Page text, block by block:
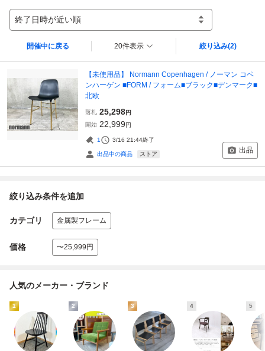
終了日時が近い順
開催中に戻る 20件表示 絞り込み(2)
【未使用品】 Normann Copenhagen / ノーマン コペ
ンハーゲン ■FORM / フォーム■ブラック■デンマーク■
北欧
落札 25,298円
開始 22,999円
1 3/16 21:44終了
出品中の商品 ストア 出品
絞り込み条件を追加
カテゴリ 金属製フレーム
価格 〜25,999円
人気のメーカー・ブランド
1 2 3 4 5